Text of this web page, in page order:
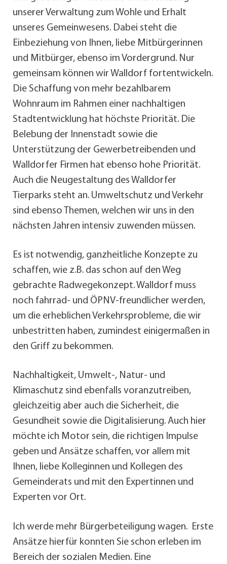
unserer Verwaltung zum Wohle und Erhalt
unseres Gemeinwesens. Dabei steht die
Einbeziehung von Ihnen, liebe Mitbürgerinnen
und Mitbürger, ebenso im Vordergrund. Nur
gemeinsam können wir Walldorf fortentwickeln.
Die Schaffung von mehr bezahlbarem
Wohnraum im Rahmen einer nachhaltigen
Stadtentwicklung hat höchste Priorität. Die
Belebung der Innenstadt sowie die
Unterstützung der Gewerbetreibenden und
Walldorfer Firmen hat ebenso hohe Priorität.
Auch die Neugestaltung des Walldorfer
Tierparks steht an. Umweltschutz und Verkehr
sind ebenso Themen, welchen wir uns in den
nächsten Jahren intensiv zuwenden müssen.
Es ist notwendig, ganzheitliche Konzepte zu
schaffen, wie z.B. das schon auf den Weg
gebrachte Radwegekonzept. Walldorf muss
noch fahrrad- und ÖPNV-freundlicher werden,
um die erheblichen Verkehrsprobleme, die wir
unbestritten haben, zumindest einigermaßen in
den Griff zu bekommen.
Nachhaltigkeit, Umwelt-, Natur- und
Klimaschutz sind ebenfalls voranzutreiben,
gleichzeitig aber auch die Sicherheit, die
Gesundheit sowie die Digitalisierung. Auch hier
möchte ich Motor sein, die richtigen Impulse
geben und Ansätze schaffen, vor allem mit
Ihnen, liebe Kolleginnen und Kollegen des
Gemeinderats und mit den Expertinnen und
Experten vor Ort.
Ich werde mehr Bürgerbeteiligung wagen. Erste
Ansätze hierfür konnten Sie schon erleben im
Bereich der sozialen Medien. Eine